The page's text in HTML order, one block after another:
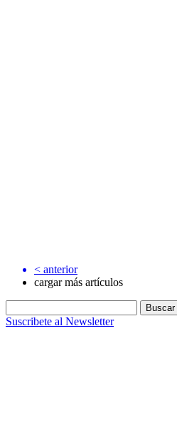
< anterior
cargar más artículos
Suscribete al Newsletter